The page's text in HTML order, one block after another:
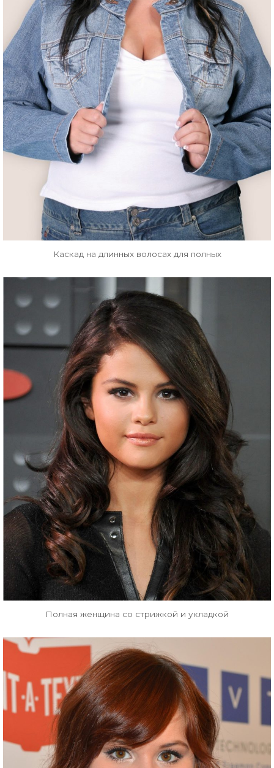
Каскад на длинных волосах для полных
Полная женщина со стрижкой и укладкой